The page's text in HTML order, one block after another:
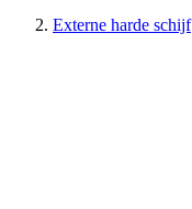
Externe harde schijf